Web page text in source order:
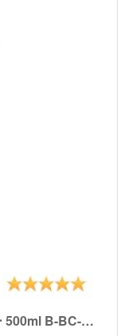
AdlaS アドラス 虫取りクリーナー 500ml B-BC-050 ボディ・ガラスに付いた虫・鳥糞、傷をつけずに分解除去